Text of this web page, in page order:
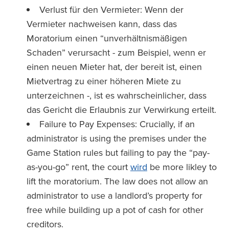
Verlust für den Vermieter: Wenn der
Vermieter nachweisen kann, dass das
Moratorium einen “unverhältnismäßigen
Schaden” verursacht - zum Beispiel, wenn er
einen neuen Mieter hat, der bereit ist, einen
Mietvertrag zu einer höheren Miete zu
unterzeichnen -, ist es wahrscheinlicher, dass
das Gericht die Erlaubnis zur Verwirkung erteilt.
Failure to Pay Expenses: Crucially, if an
administrator is using the premises under the
Game Station rules but failing to pay the “pay-
as-you-go” rent, the court wird be more likley to
lift the moratorium. The law does not allow an
administrator to use a landlord’s property for
free while building up a pot of cash for other
creditors.